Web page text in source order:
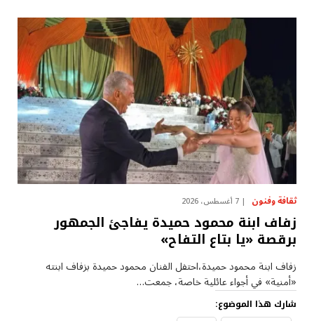
ثقافة وفنون 7 أغسطس، 2026
زفاف ابنة محمود حميدة يفاجئ الجمهور
برقصة «يا بتاع التفاح»
زفاف ابنة محمود حميدة،احتفل الفنان محمود حميدة بزفاف ابنته
«أمنية» في أجواء عائلية خاصة، جمعت…
شارك هذا الموضوع: